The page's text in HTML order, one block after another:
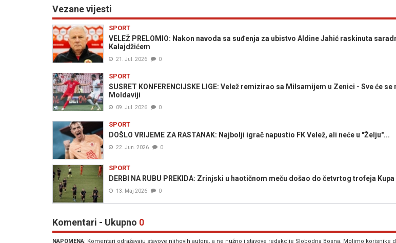
Vezane vijesti
SPORT
VELEŽ PRELOMIO: Nakon navoda sa suđenja za ubistvo Aldine Jahić raskinuta
Kalajdžićem
21. Jul. 2026 0
SPORT
SUSRET KONFERENCIJSKE LIGE: Velež remizirao sa Milsamijem u Zenici - Sve će se
Moldaviji
09. Jul. 2026 0
SPORT
DOŠLO VRIJEME ZA RASTANAK: Najbolji igrač napustio FK Velež, ali neće u "Želju"...
22. Jun. 2026 0
SPORT
DERBI NA RUBU PREKIDA: Zrinjski u haotičnom meču došao do četvrtog trofeja Kupa
13. Maj 2026 0
Komentari - Ukupno 0
NAPOMENA: Komentari odražavaju stavove njihovih autora, a ne nužno i stavove redakcije Slobodna Bosna. Molimo korisnike